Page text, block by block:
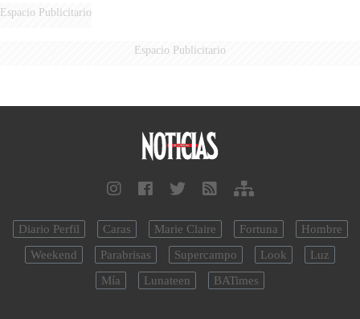
Espacio Publicitario
Espacio Publicitario
Diario Perfil Caras Marie Claire Fortuna
Hombre
Weekend
Parabrisas Supercampo Look
Luz
Mía
Lunateen BATimes